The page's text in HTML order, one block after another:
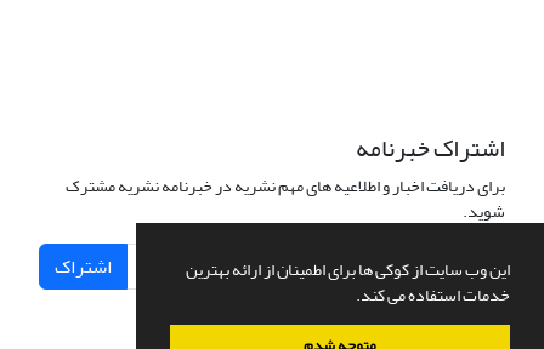
این وب سایت از کوکی ها برای اطمینان از ارائه بهترین
خدمات استفاده می کند.
اشتراک خبرنامه
برای دریافت اخبار و اطلاعیه های مهم نشریه در خبرنامه نشریه مشترک
شوید.
اشتراک